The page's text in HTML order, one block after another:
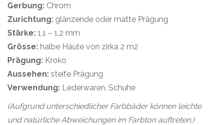
Gerbung: Chrom
Zurichtung: glänzende oder matte Prägung
Stärke: 1,1 – 1,2 mm
Grösse: halbe Häute von zirka 2 m2
Prägung: Kroko
Aussehen: steife Prägung
Verwendung: Lederwaren, Schuhe
(Aufgrund unterschiedlicher Farbbäder können leichte
und natürliche Abweichungen im Farbton auftreten.)